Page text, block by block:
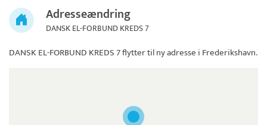
Adresseændring
DANSK EL-FORBUND KREDS 7
DANSK EL-FORBUND KREDS 7flytter til ny adresse i Frederikshavn.